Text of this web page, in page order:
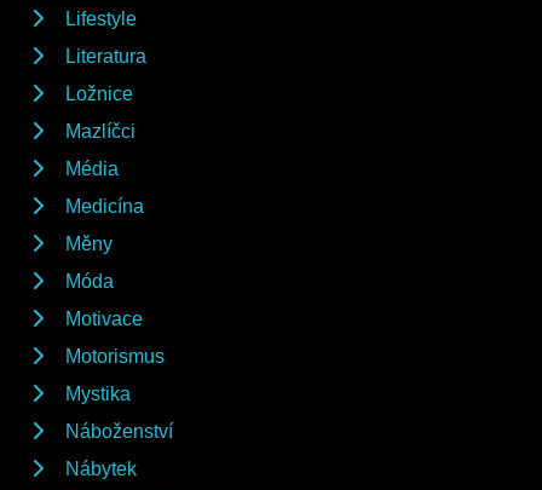
Lifestyle
Literatura
Ložnice
Mazlíčci
Média
Medicína
Měny
Móda
Motivace
Motorismus
Mystika
Náboženství
Nábytek